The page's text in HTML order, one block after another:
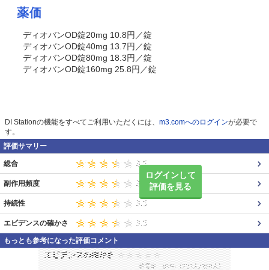
薬価
ディオバンOD錠20mg 10.8円／錠
ディオバンOD錠40mg 13.7円／錠
ディオバンOD錠80mg 18.3円／錠
ディオバンOD錠160mg 25.8円／錠
DI Stationの機能をすべてご利用いただくには、 m3.comへのログインが必要で
す。
評価サマリー
ログインして
評価を見る
総合
副作用頻度
持続性
エビデンスの確かさ
もっとも参考になった評価コメント